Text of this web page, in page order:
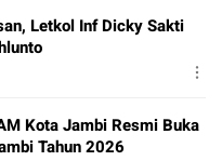
Letkol Inf Dicky Sakti
Kota Jambi Resmi Buka
Tahun 2026